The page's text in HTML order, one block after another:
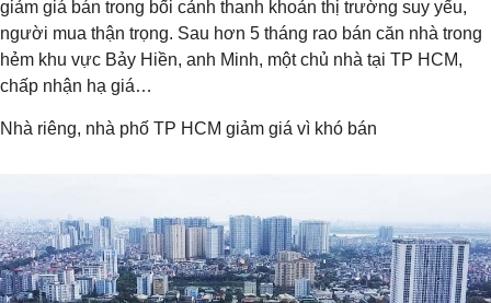
giảm giá bán trong bối cảnh thanh khoản thị trường suy yếu,
người mua thận trọng. Sau hơn 5 tháng rao bán căn nhà trong
hẻm khu vực Bảy Hiền, anh Minh, một chủ nhà tại TP HCM,
chấp nhận hạ giá…
Nhà riêng, nhà phố TP HCM giảm giá vì khó bán